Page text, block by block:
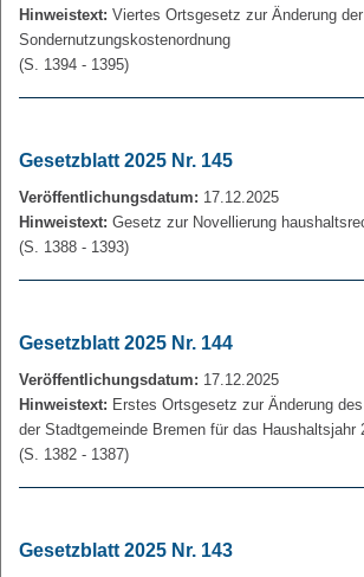
Hinweistext: Viertes Ortsgesetz zur Änderung der
Sondernutzungskostenordnung
(S. 1394 - 1395)
Gesetzblatt 2025 Nr. 145
Veröffentlichungsdatum: 17.12.2025
Hinweistext: Gesetz zur Novellierung
(S. 1388 - 1393)
Gesetzblatt 2025 Nr. 144
Veröffentlichungsdatum: 17.12.2025
Hinweistext: Erstes Ortsgesetz zur Änderung
der Stadtgemeinde Bremen für das Haushaltsjahr
(S. 1382 - 1387)
Gesetzblatt 2025 Nr. 143